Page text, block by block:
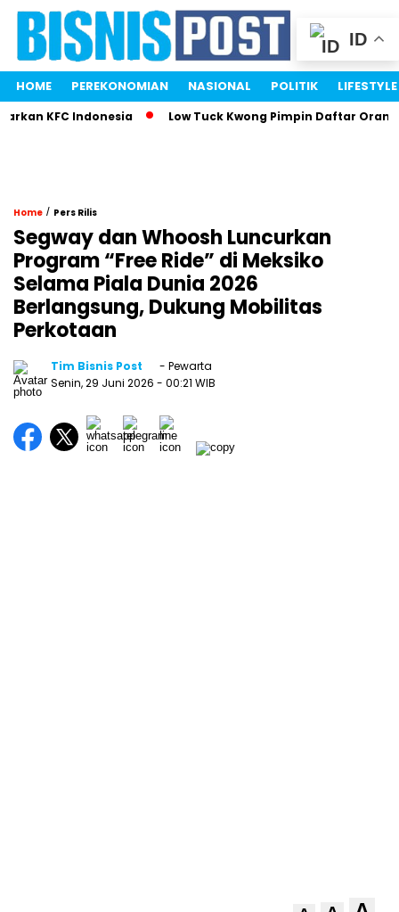
HOME PEREKONOMIAN NASIONAL POLITIK LIFESTYLE
KFC Indonesia Low Tuck Kwong Pimpin Daftar Orang
Home / Pers Rilis
Segway dan Whoosh Luncurkan
Program “Free Ride” di Meksiko
Selama Piala Dunia 2026
Berlangsung, Dukung Mobilitas
Perkotaan
Tim Bisnis Post
- Pewarta
Senin, 29 Juni 2026 - 00:21 WIB
ID